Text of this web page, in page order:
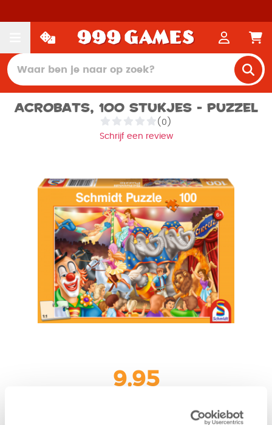
Acrobats, 100 stukjes - Puzzel
(0)
Schrijf een review
9,95
ONTVANG 90 OVERWINNINGSPUNTEN